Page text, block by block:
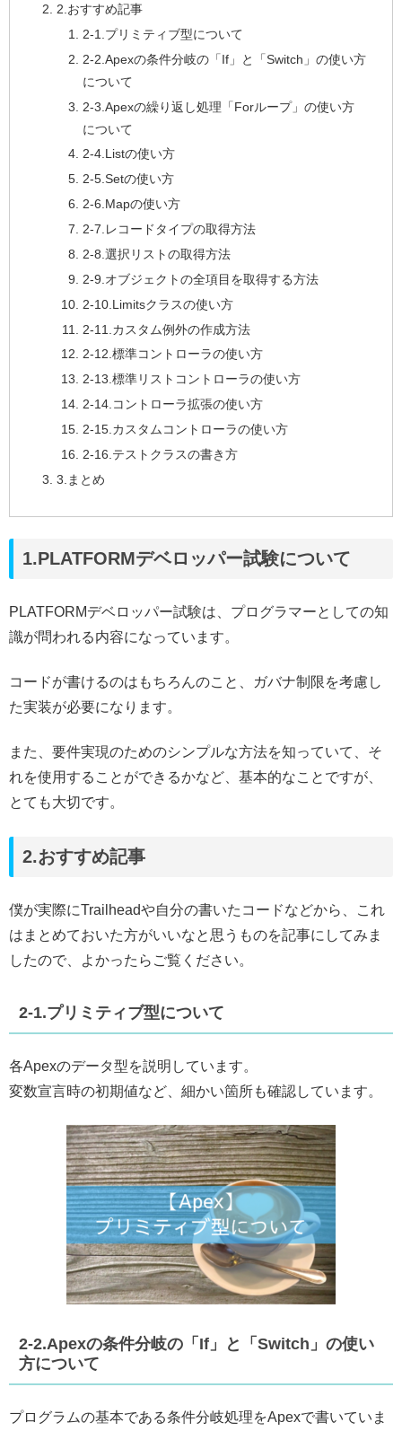
2.おすすめ記事
2-1.プリミティブ型について
2-2.Apexの条件分岐の「If」と「Switch」の使い方
について
2-3.Apexの繰り返し処理「Forループ」の使い方
について
2-4.Listの使い方
2-5.Setの使い方
2-6.Mapの使い方
2-7.レコードタイプの取得方法
2-8.選択リストの取得方法
2-9.オブジェクトの全項目を取得する方法
2-10.Limitsクラスの使い方
2-11.カスタム例外の作成方法
2-12.標準コントローラの使い方
2-13.標準リストコントローラの使い方
2-14.コントローラ拡張の使い方
2-15.カスタムコントローラの使い方
2-16.テストクラスの書き方
3.まとめ
1.PLATFORMデベロッパー試験について
PLATFORMデベロッパー試験は、プログラマーとしての知
識が問われる内容になっています。
コードが書けるのはもちろんのこと、ガバナ制限を考慮し
た実装が必要になります。
また、要件実現のためのシンプルな方法を知っていて、そ
れを使用することができるかなど、基本的なことですが、
とても大切です。
2.おすすめ記事
僕が実際にTrailheadや自分の書いたコードなどから、これ
はまとめておいた方がいいなと思うものを記事にしてみま
したので、よかったらご覧ください。
2-1.プリミティブ型について
各Apexのデータ型を説明しています。
変数宣言時の初期値など、細かい箇所も確認しています。
2-2.Apexの条件分岐の「If」と「Switch」の使い
方について
プログラムの基本である条件分岐処理をApexで書いていま